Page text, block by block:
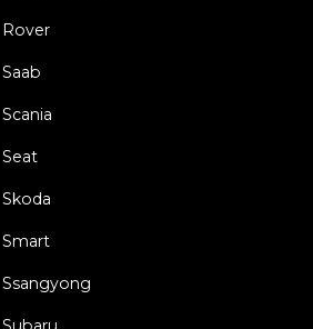
Rover
Saab
Scania
Seat
Skoda
Smart
Ssangyong